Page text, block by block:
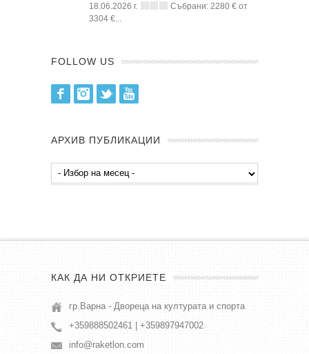
18.06.2026 г.
Събрани: 2280 € от
3304 €...
FOLLOW US
FacebookInstagram
Twitter
АРХИВ ПУБЛИКАЦИИ
Архив
публикации
КАК ДА НИ ОТКРИЕТЕ
гр.Варна - Двореца на културата и спорта
+359888502461 | +359897947002
info@raketlon.com